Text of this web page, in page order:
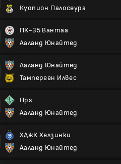
Куопион Палосеура
ПК-35 Вантаа
Ааланд Юнайтед
Ааланд Юнайтед
Тампереен Илвес
Hps
Ааланд Юнайтед
ХДжК Хелзинки
Ааланд Юнайтед